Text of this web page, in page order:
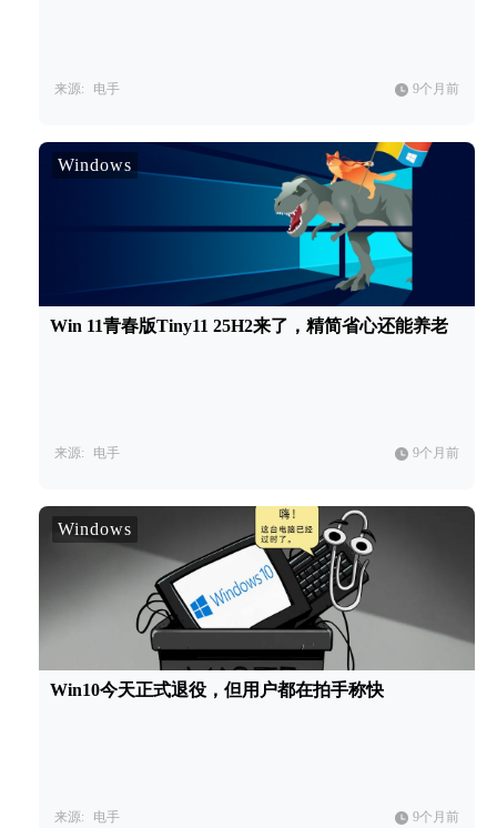
来源: 电手 9个月前
Windows
Win 11青春版Tiny11 25H2来了，精简省心还能养老
来源: 电手 9个月前
Windows
Win10今天正式退役，但用户都在拍手称快
来源: 电手 9个月前